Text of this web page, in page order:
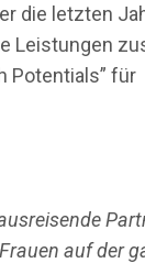
die letzten
Leistungen
Potentials” für
auf der